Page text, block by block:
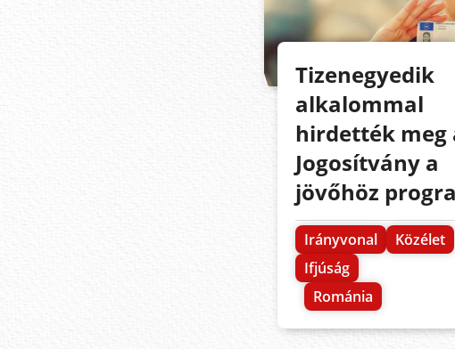
Tizenegyedik
alkalommal
hirdették meg
Jogosítvány a
jövőhöz
Irányvonal
Közélet
Ifjúság
Románia